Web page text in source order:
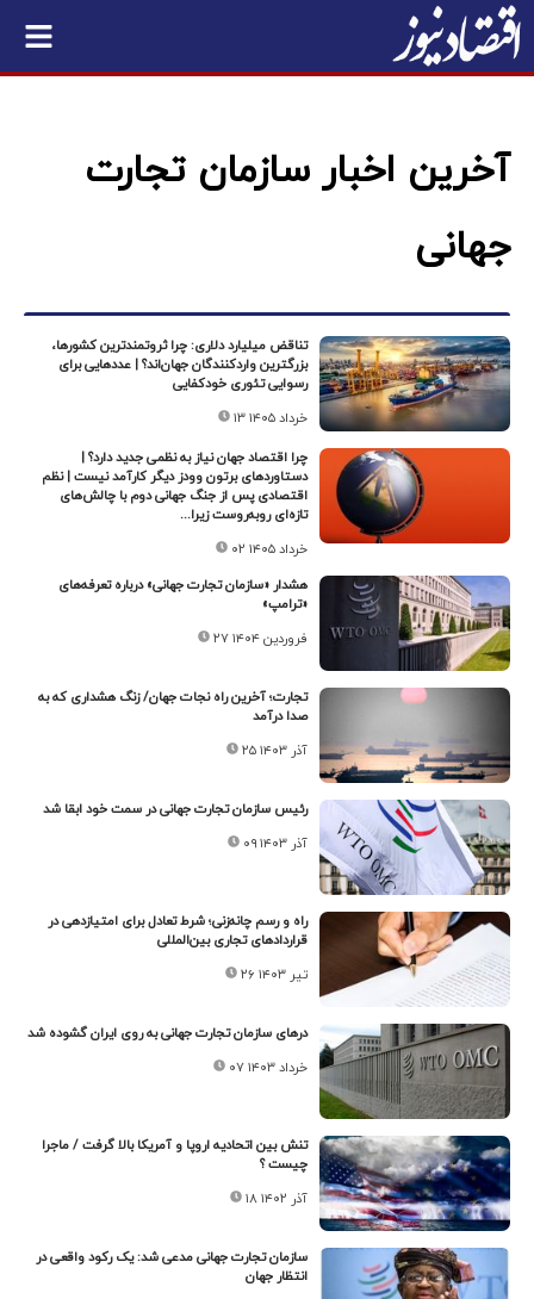
آخرین اخبار سازمان تجارت
جهانی
تناقض میلیارد دلاری: چرا ثروتمندترین کشورها،
بزرگترین واردکنندگان جهان‌اند؟ | عددهایی برای
رسوایی تئوری خودکفایی
۱۳ خرداد ۱۴۰۵
چرا اقتصاد جهان نیاز به نظمی جدید دارد؟ |
دستاوردهای برتون وودز دیگر کارآمد نیست | نظم
اقتصادی پس از جنگ جهانی دوم با چالش‌های
تازه‌ای روبه‌روست زیرا...
۰۲ خرداد ۱۴۰۵
هشدار «سازمان تجارت جهانی» درباره تعرفه‌های
«ترامپ»
۲۷ فروردین ۱۴۰۴
تجارت؛ آخرین راه نجات جهان/ زنگ هشداری که به
صدا درآمد
۲۵ آذر ۱۴۰۳
رئیس سازمان تجارت جهانی در سمت خود ابقا شد
۰۹ آذر ۱۴۰۳
راه و رسم چانه‌زنی؛ شرط تعادل برای امتیازدهی در
قراردادهای تجاری بین‌المللی
۲۶ تیر ۱۴۰۳
درهای سازمان تجارت جهانی به روی ایران گشوده شد
۰۷ خرداد ۱۴۰۳
تنش بین اتحادیه اروپا و آمریکا بالا گرفت / ماجرا
چیست ؟
۱۸ آذر ۱۴۰۲
سازمان تجارت جهانی مدعی شد: یک رکود واقعی در
انتظار جهان